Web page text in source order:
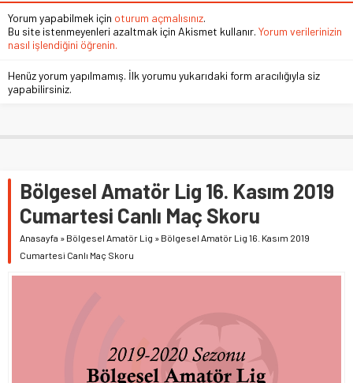
Yorum yapabilmek için oturum açmalısınız.
Bu site istenmeyenleri azaltmak için Akismet kullanır. Yorum verilerinizin
nasıl işlendiğini öğrenin.
Henüz yorum yapılmamış. İlk yorumu yukarıdaki form aracılığıyla siz
yapabilirsiniz.
Bölgesel Amatör Lig 16. Kasım 2019
Cumartesi Canlı Maç Skoru
Anasayfa » Bölgesel Amatör Lig » Bölgesel Amatör Lig 16. Kasım 2019
Cumartesi Canlı Maç Skoru